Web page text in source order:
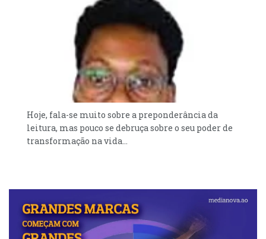
Hoje, fala-se muito sobre a preponderância da
leitura, mas pouco se debruça sobre o seu poder de
transformação na vida...